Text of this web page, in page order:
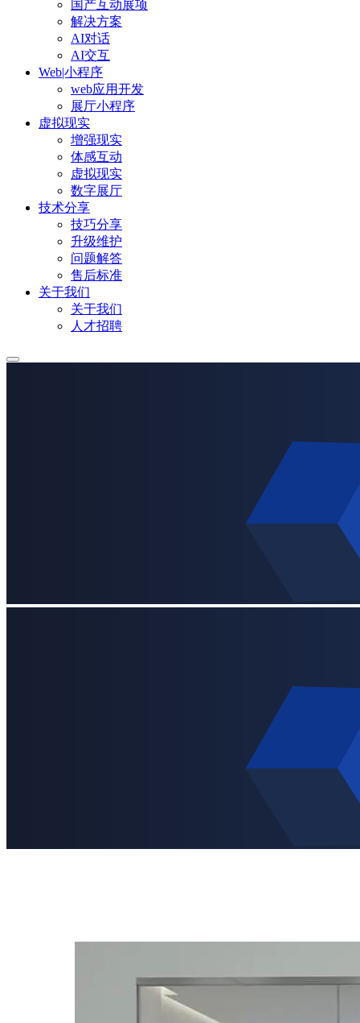
国产互动展项
解决方案
AI对话
AI交互
Web|小程序
web应用开发
展厅小程序
虚拟现实
增强现实
体感互动
虚拟现实
数字展厅
技术分享
技巧分享
升级维护
问题解答
售后标准
关于我们
关于我们
人才招聘